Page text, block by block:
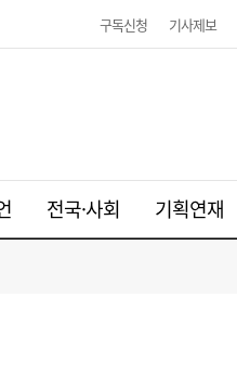
구독신청 기사제보
전국·사회 기획연재